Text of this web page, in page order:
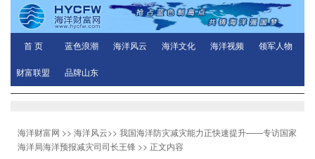
首 页 蓝色浪潮 海洋风云 海洋文化 海洋视频 领军人物
财富联盟 品牌山东
海洋财富网 >> 海洋风云>> 我国海洋防灾减灾能力正快速提升——专访国家
海洋局海洋预报减灾司司长王锋 >> 正文内容